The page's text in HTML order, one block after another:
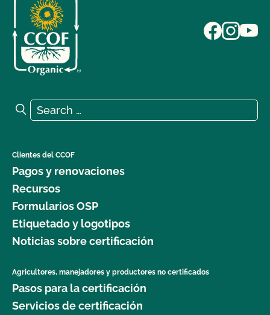
Search for:
Search
Clientes del CCOF
Pagos y renovaciones
Recursos
Formularios OSP
Etiquetado y logotipos
Noticias sobre certificación
Agricultores, manejadores y productores no certificados
Pasos para la certificación
Servicios de certificación